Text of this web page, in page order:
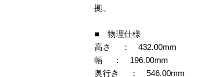
拠。
■ 物理仕様
高さ ： 432.00mm
幅 ： 196.00mm
奥行き ： 546.00mm